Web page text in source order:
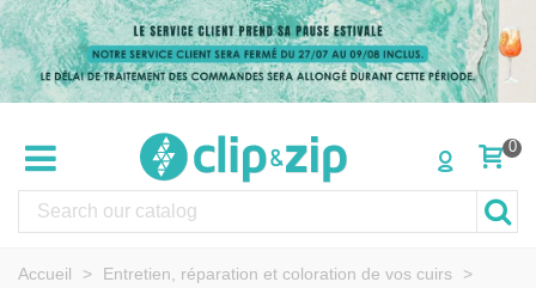
0
Accueil > Entretien, réparation et coloration de vos cuirs
>